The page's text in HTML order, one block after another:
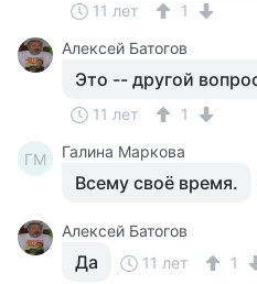
11 лет
1
Алексей Батогов
Это -- другой
11 лет 1
ГМ Галина Маркова
Всему своё время.
Алексей Батогов
Да 11 лет 1